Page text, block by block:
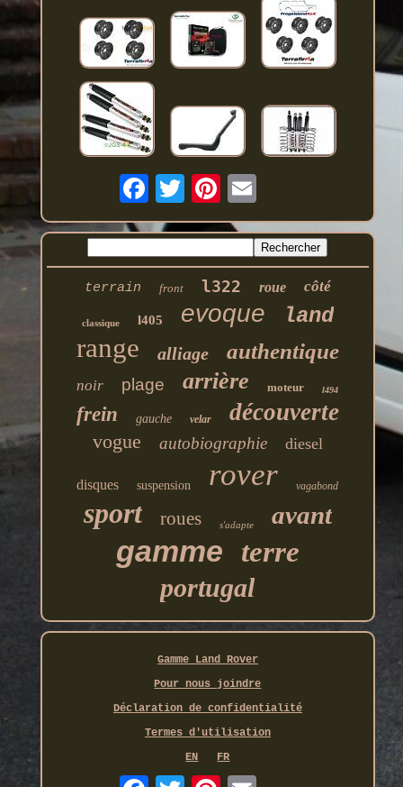
terrain front l322 roue côté
classique l405 evoque land
range alliage authentique
noir plage arrière moteur l494
frein gauche velar découverte
vogue autobiographie diesel
disques suspension rover vagabond
sport roues s'adapte avant
gamme terre
portugal
Gamme Land Rover
Pour nous joindre
Déclaration de confidentialité
Termes d'utilisation
EN
FR